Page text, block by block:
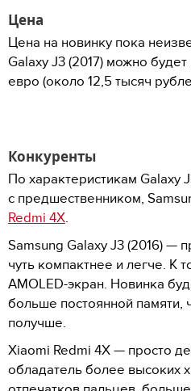
Цена
Цена на новинку пока
Galaxy J3 (2017) можно
евро (около 12,5 тысяч
Конкуренты
По характеристикам Galaxy
с предшественником,
Redmi 4X.
Samsung Galaxy J3 (2016) —
чуть компактнее и легче. К
AMOLED-экран. Новинка
больше постоянной памяти,
получше.
Xiaomi Redmi 4X — просто
обладатель более высоких